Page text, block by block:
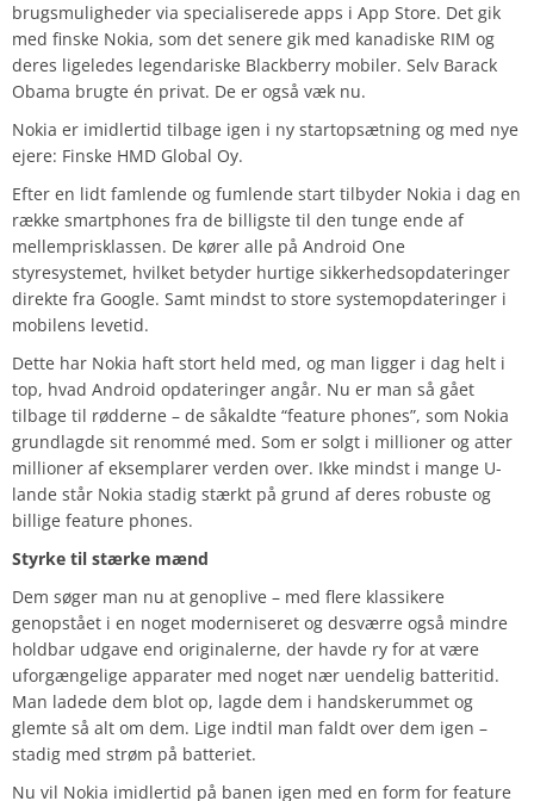
brugsmuligheder via specialiserede apps i App Store. Det gik
med finske Nokia, som det senere gik med kanadiske RIM og
deres ligeledes legendariske Blackberry mobiler. Selv Barack
Obama brugte én privat. De er også væk nu.
Nokia er imidlertid tilbage igen i ny startopsætning og med nye
ejere: Finske HMD Global Oy.
Efter en lidt famlende og fumlende start tilbyder Nokia i dag en
række smartphones fra de billigste til den tunge ende af
mellemprisklassen. De kører alle på Android One
styresystemet, hvilket betyder hurtige sikkerhedsopdateringer
direkte fra Google. Samt mindst to store systemopdateringer i
mobilens levetid.
Dette har Nokia haft stort held med, og man ligger i dag helt i
top, hvad Android opdateringer angår. Nu er man så gået
tilbage til rødderne – de såkaldte “feature phones”, som Nokia
grundlagde sit renommé med. Som er solgt i millioner og atter
millioner af eksemplarer verden over. Ikke mindst i mange U-
lande står Nokia stadig stærkt på grund af deres robuste og
billige feature phones.
Styrke til stærke mænd
Dem søger man nu at genoplive – med flere klassikere
genopstået i en noget moderniseret og desværre også mindre
holdbar udgave end originalerne, der havde ry for at være
uforgængelige apparater med noget nær uendelig batteritid.
Man ladede dem blot op, lagde dem i handskerummet og
glemte så alt om dem. Lige indtil man faldt over dem igen –
stadig med strøm på batteriet.
Nu vil Nokia imidlertid på banen igen med en form for feature